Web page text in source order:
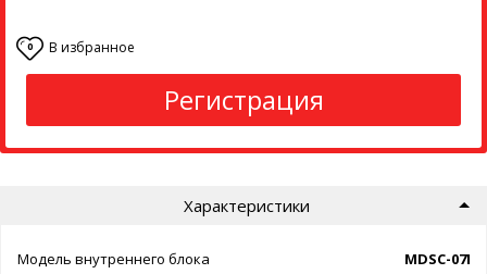
0 В избранное
Регистрация
Характеристики
Модель внутреннего блока
MDSC-